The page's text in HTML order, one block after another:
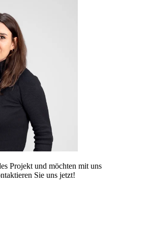
Projekt und möchten mit uns
Sie uns jetzt!